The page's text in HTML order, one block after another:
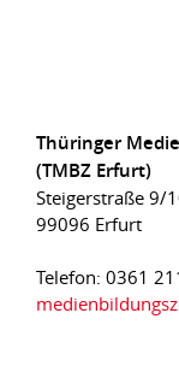
Thüringer
(TMBZ Erfurt)
Steigerstraße 9/
99096 Erfurt
Telefon: 0361